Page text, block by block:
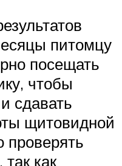
питомцу
посещать
чтобы
сдавать
щитовидной
проверять
как